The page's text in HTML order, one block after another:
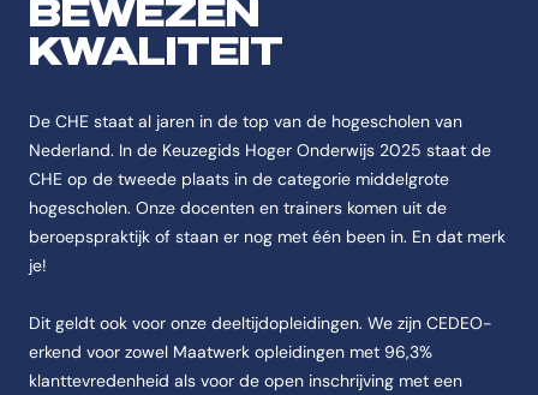
BEWEZEN
KWALITEIT
De CHE staat al jaren in de top van de hogescholen van
Nederland. In de Keuzegids Hoger Onderwijs 2025 staat de
CHE op de tweede plaats in de categorie middelgrote
hogescholen. Onze docenten en trainers komen uit de
beroepspraktijk of staan er nog met één been in. En dat merk
je!
Dit geldt ook voor onze deeltijdopleidingen. We zijn CEDEO-
erkend voor zowel Maatwerk opleidingen met 96,3%
klanttevredenheid als voor de open inschrijving met een